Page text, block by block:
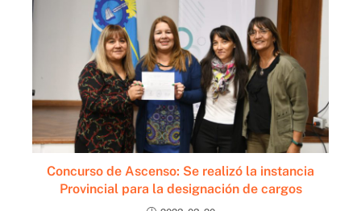
Concurso de Ascenso: Se realizó la instancia
Provincial para la designación de cargos